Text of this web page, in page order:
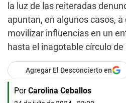
la luz de las reiteradas
apuntan, en algunos casos,
movilizar influencias en un
hasta el inagotable círculo
Agregar El Desconcierto en
Por Carolina Ceballos